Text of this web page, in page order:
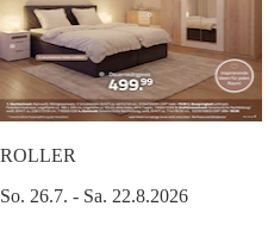
ROLLER
So. 26.7. - Sa. 22.8.2026